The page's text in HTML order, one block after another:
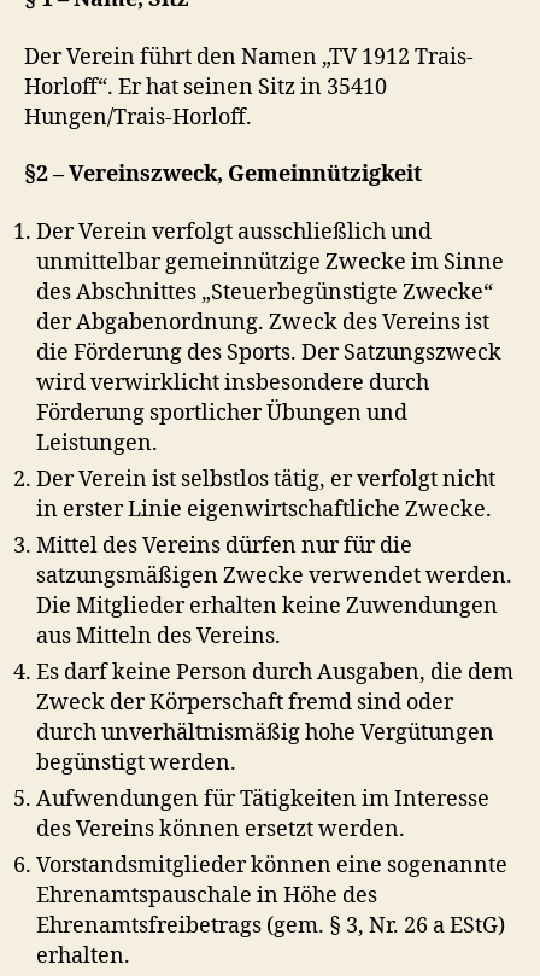
Der Verein führt den Namen „TV 1912 Trais-
Horloff“. Er hat seinen Sitz in 35410
Hungen/Trais-Horloff.
§2 – Vereinszweck, Gemeinnützigkeit
Der Verein verfolgt ausschließlich und
unmittelbar gemeinnützige Zwecke im Sinne
des Abschnittes „Steuerbegünstigte Zwecke“
der Abgabenordnung. Zweck des Vereins ist
die Förderung des Sports. Der Satzungszweck
wird verwirklicht insbesondere durch
Förderung sportlicher Übungen und
Leistungen.
Der Verein ist selbstlos tätig, er verfolgt nicht
in erster Linie eigenwirtschaftliche Zwecke.
Mittel des Vereins dürfen nur für die
satzungsmäßigen Zwecke verwendet werden.
Die Mitglieder erhalten keine Zuwendungen
aus Mitteln des Vereins.
Es darf keine Person durch Ausgaben, die dem
Zweck der Körperschaft fremd sind oder
durch unverhältnismäßig hohe Vergütungen
begünstigt werden.
Aufwendungen für Tätigkeiten im Interesse
des Vereins können ersetzt werden.
Vorstandsmitglieder können eine sogenannte
Ehrenamtspauschale in Höhe des
Ehrenamtsfreibetrags (gem. § 3, Nr. 26 a EStG)
erhalten.